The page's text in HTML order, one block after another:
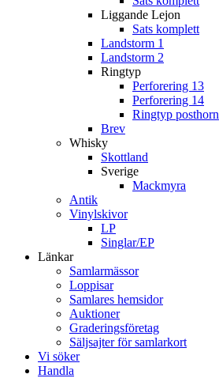
Liggande Lejon
Sats komplett
Landstorm 1
Landstorm 2
Ringtyp
Perforering 13
Perforering 14
Ringtyp posthorn
Brev
Whisky
Skottland
Sverige
Mackmyra
Antik
Vinylskivor
LP
Singlar/EP
Länkar
Samlarmässor
Loppisar
Samlares hemsidor
Auktioner
Graderingsföretag
Säljsajter för samlarkort
Vi söker
Handla